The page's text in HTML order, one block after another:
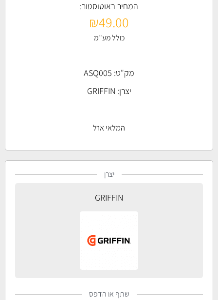
המחיר באוטוסטור:
₪49.00
כולל מע''מ
מק"ט: ASQ005
יצרן: GRIFFIN
המלאי אזל
יצרן
GRIFFIN
שתף או הדפס